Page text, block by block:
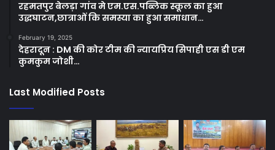
रहमतपुर बेलड़ा गांव मे एम.एस.पब्लिक स्कूल का हुआ
उद्धघाटन,छात्राओं कि समस्या का हुआ समाधान…
February 19, 2025
देहरादून : DM की कोर टीम की न्यायप्रिय सिपाही एस डी एम
कुमकुम जोशी…
Last Modified Posts